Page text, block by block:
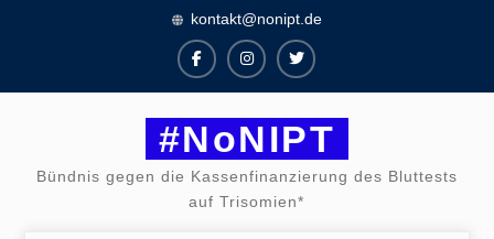
kontakt@nonipt.de
FacebookInstagram
Twitter
#NoNIPT
Bündnis gegen die Kassenfinanzierung des Bluttests
auf Trisomien*